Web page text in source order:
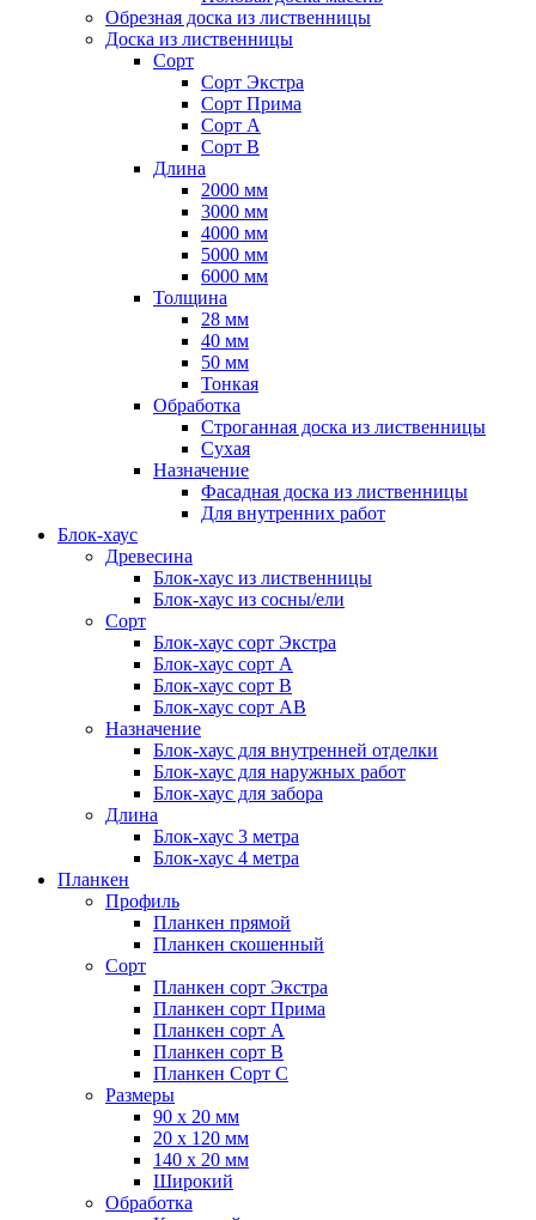
Обрезная доска из лиственницы
Доска из лиственницы
Сорт
Сорт Экстра
Сорт Прима
Сорт А
Сорт B
Длина
2000 мм
3000 мм
4000 мм
5000 мм
6000 мм
Толщина
28 мм
40 мм
50 мм
Тонкая
Обработка
Строганная доска из лиственницы
Сухая
Назначение
Фасадная доска из лиственницы
Для внутренних работ
Блок-хаус
Древесина
Блок-хаус из лиственницы
Блок-хаус из сосны/ели
Сорт
Блок-хаус сорт Экстра
Блок-хаус сорт А
Блок-хаус сорт B
Блок-хаус сорт АВ
Назначение
Блок-хаус для внутренней отделки
Блок-хаус для наружных работ
Блок-хаус для забора
Длина
Блок-хаус 3 метра
Блок-хаус 4 метра
Планкен
Профиль
Планкен прямой
Планкен скошенный
Сорт
Планкен сорт Экстра
Планкен сорт Прима
Планкен сорт А
Планкен сорт B
Планкен Сорт C
Размеры
90 х 20 мм
20 х 120 мм
140 х 20 мм
Широкий
Обработка